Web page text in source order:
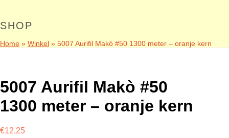
SHOP
Home » Winkel » 5007 Aurifil Makò #50 1300 meter – oranje kern
5007 Aurifil Makò #50
1300 meter – oranje kern
€12,25